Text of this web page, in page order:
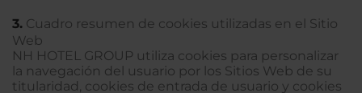
3. Cuadro resumen de cookies utilizadas en el Sitio
Web
NH HOTEL GROUP utiliza cookies para personalizar
la navegación del usuario por los Sitios Web de su
titularidad, cookies de entrada de usuario y cookies